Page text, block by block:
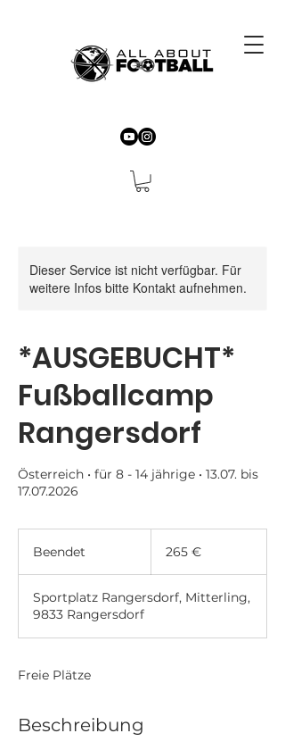
Dieser Service ist nicht verfügbar. Für
weitere Infos bitte Kontakt aufnehmen.
*AUSGEBUCHT*
Fußballcamp
Rangersdorf
Österreich • für 8 - 14 jährige • 13.07. bis
17.07.2026
Beendet
n
d
e
265 €
Sportplatz Rangersdorf, Mitterling,
9833 Rangersdorf
Freie Plätze
Beschreibung